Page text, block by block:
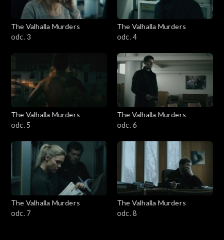
The Valhalla Murders
odc. 3
The Valhalla Murders
odc. 4
The Valhalla Murders
odc. 5
The Valhalla Murders
odc. 6
The Valhalla Murders
odc. 7
The Valhalla Murders
odc. 8